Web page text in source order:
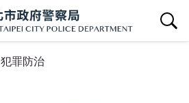
查詢區開關
犯罪防治